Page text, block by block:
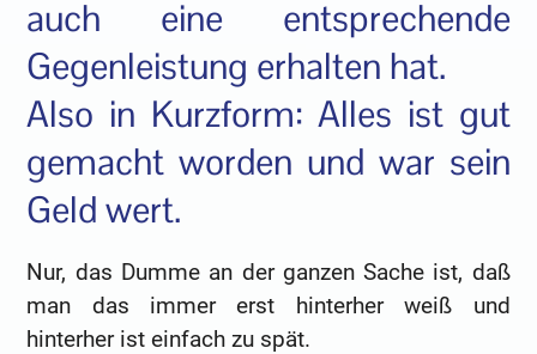
auch eine entsprechende
Gegenleistung erhalten hat.
Also in Kurzform: Alles ist gut
gemacht worden und war sein
Geld wert.
Nur, das Dumme an der ganzen Sache ist, daß
man das immer erst hinterher weiß und
hinterher ist einfach zu spät.